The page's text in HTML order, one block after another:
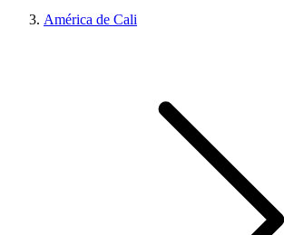
América de Cali